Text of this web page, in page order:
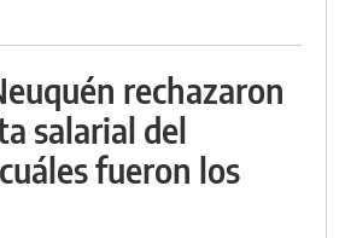
rechazaron
salarial del
fueron los